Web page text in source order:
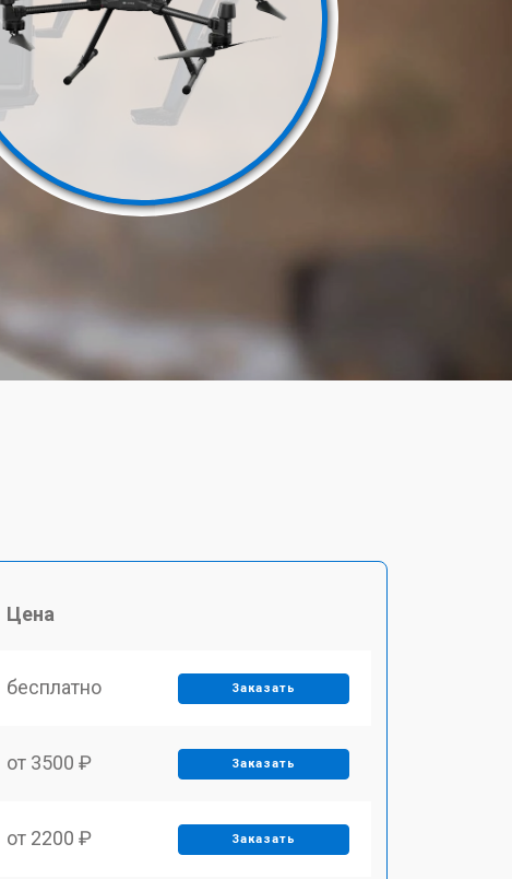
Цена
бесплатно Заказать
от 3500 ₽ Заказать
от 2200 ₽ Заказать